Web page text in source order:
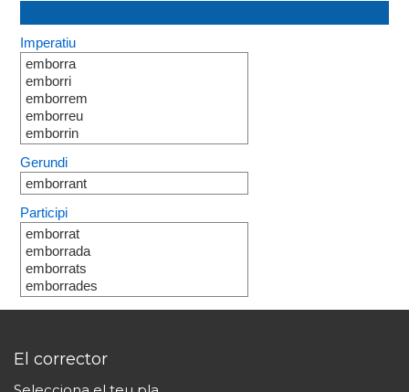
Imperatiu
emborra
emborri
emborrem
emborreu
emborrin
Gerundi
emborrant
Participi
emborrat
emborrada
emborrats
emborrades
El corrector